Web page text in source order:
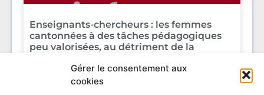
Gérer le consentement aux
cookies
Enseignants-chercheurs : les femmes
cantonnées à des tâches pédagogiques
peu valorisées, au détriment de la
EN SAVOIR +